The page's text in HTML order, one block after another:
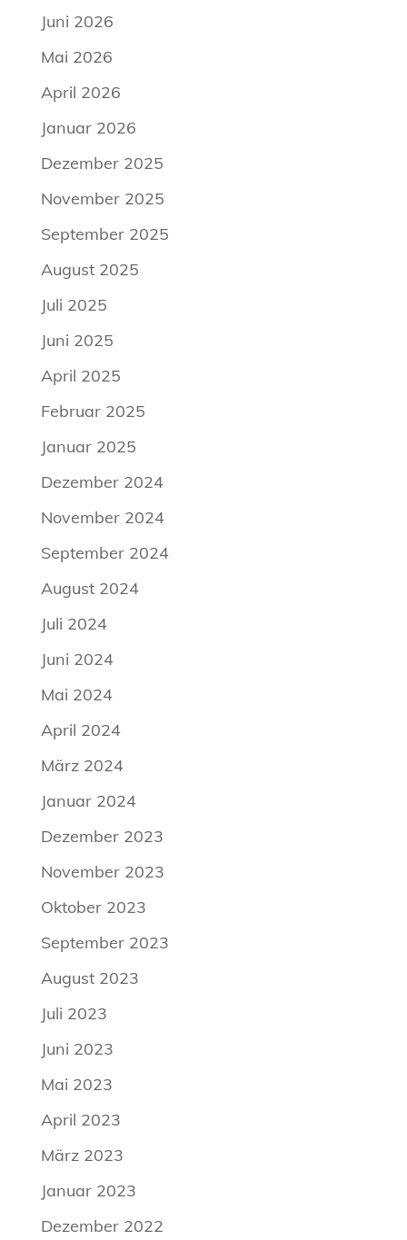
Juni 2026
Mai 2026
April 2026
Januar 2026
Dezember 2025
November 2025
September 2025
August 2025
Juli 2025
Juni 2025
April 2025
Februar 2025
Januar 2025
Dezember 2024
November 2024
September 2024
August 2024
Juli 2024
Juni 2024
Mai 2024
April 2024
März 2024
Januar 2024
Dezember 2023
November 2023
Oktober 2023
September 2023
August 2023
Juli 2023
Juni 2023
Mai 2023
April 2023
März 2023
Januar 2023
Dezember 2022